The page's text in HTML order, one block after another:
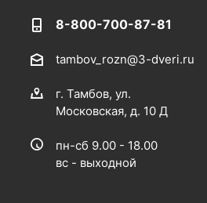
8-800-700-87-81
tambov_rozn@3-dveri.ru
г. Тамбов, ул.
Московская, д. 10 Д
пн-сб 9.00 - 18.00
вс - выходной